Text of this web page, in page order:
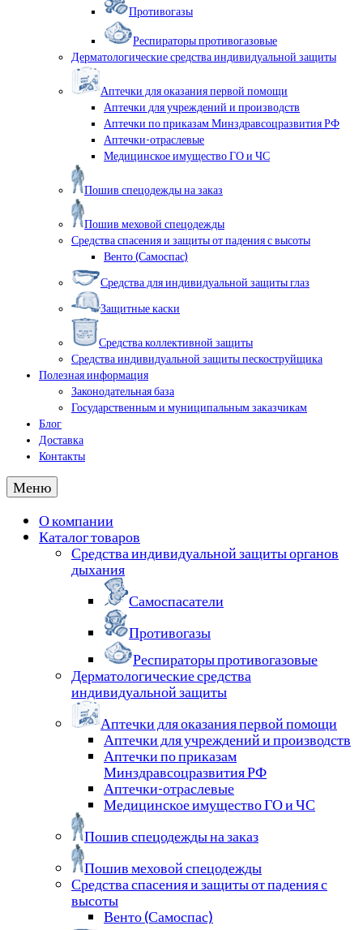
Противогазы
Респираторы противогазовые
Дерматологические средства индивидуальной защиты
Аптечки для оказания первой помощи
Аптечки для учреждений и производств
Аптечки по приказам Минздравсоцразвития РФ
Аптечки-отраслевые
Медицинское имущество ГО и ЧС
Пошив спецодежды на заказ
Пошив меховой спецодежды
Средства спасения и защиты от падения с высоты
Венто (Самоспас)
Средства для индивидуальной защиты глаз
Защитные каски
Средства коллективной защиты
Средства индивидуальной защиты пескоструйщика
Полезная информация
Законодательная база
Государственным и муниципальным заказчикам
Блог
Доставка
Контакты
Меню
О компании
Каталог товаров
Средства индивидуальной защиты органов
дыхания
Самоспасатели
Противогазы
Респираторы противогазовые
Дерматологические средства
индивидуальной защиты
Аптечки для оказания первой помощи
Аптечки для учреждений и производств
Аптечки по приказам
Минздравсоцразвития РФ
Аптечки-отраслевые
Медицинское имущество ГО и ЧС
Пошив спецодежды на заказ
Пошив меховой спецодежды
Средства спасения и защиты от падения с
высоты
Венто (Самоспас)